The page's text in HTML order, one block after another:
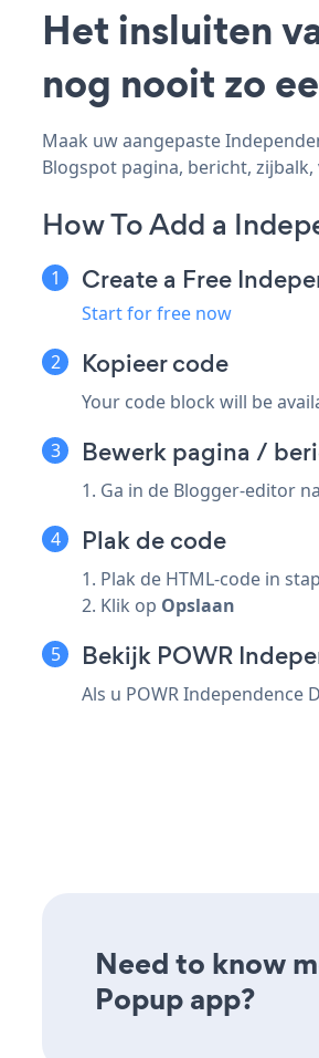
Het insluiten
nog nooit zo
Maak uw aangepaste
Blogspot pagina, bericht,
How To Add a
Create a Free
Start for free now
Kopieer code
Your code block will be
Bewerk pagina /
1. Ga in de Blogger-editor
Plak de code
1. Plak de HTML-code in
2. Klik op Opslaan
Bekijk POWR
Als u POWR Independence
Need to know
Popup app?